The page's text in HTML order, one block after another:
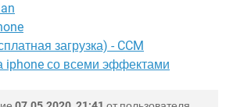
загрузка) - CCM
iphone со всеми эффектами